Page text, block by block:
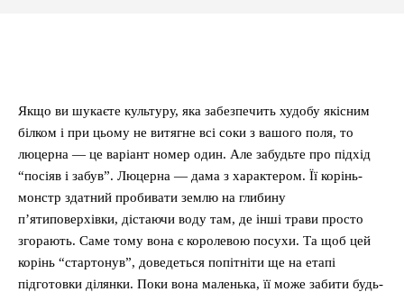
Якщо ви шукаєте культуру, яка забезпечить худобу якісним
білком і при цьому не витягне всі соки з вашого поля, то
люцерна — це варіант номер один. Але забудьте про підхід
“посіяв і забув”. Люцерна — дама з характером. Її корінь-
монстр здатний пробивати землю на глибину
п’ятиповерхівки, дістаючи воду там, де інші трави просто
згорають. Саме тому вона є королевою посухи. Та щоб цей
корінь “стартонув”, доведеться попітніти ще на етапі
підготовки ділянки. Поки вона маленька, її може забити будь-